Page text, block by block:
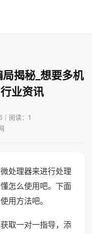
揭秘_想要多机
业资讯
阅读：1
处理器来进行处理
怎么使用吧。下面
用方法吧。
取一对一指导，添